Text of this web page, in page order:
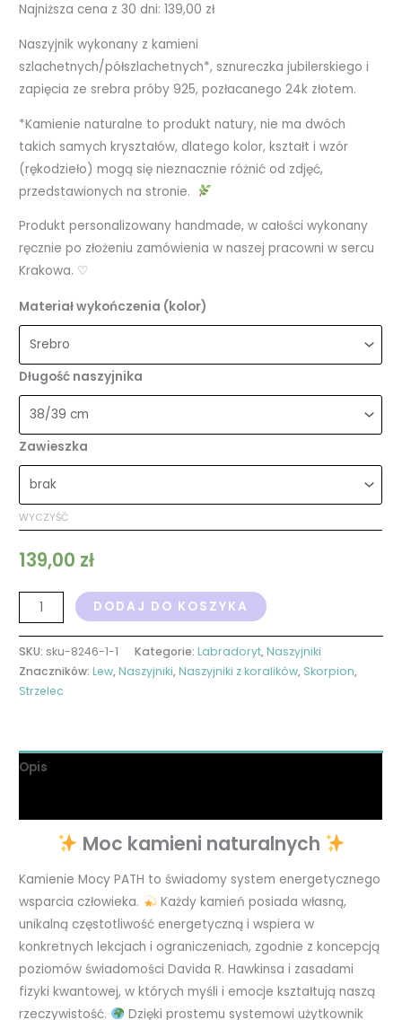
Najniższa cena z 30 dni:139,00 zł
Naszyjnik wykonany z kamieni
szlachetnych/półszlachetnych*, sznureczka jubilerskiego i
zapięcia ze srebra próby 925, pozłacanego 24k złotem.
*Kamienie naturalne to produkt natury, nie ma dwóch
takich samych kryształów, dlatego kolor, kształt i wzór
(rękodzieło) mogą się nieznacznie różnić od zdjęć,
przedstawionych na stronie.
Produkt personalizowany handmade, w całości wykonany
ręcznie po złożeniu zamówienia w naszej pracowni w sercu
Krakowa. ♡
Materiał wykończenia (kolor)
Długość naszyjnika
Zawieszka
WYCZYŚĆ
139,00 zł
DODAJ DO KOSZYKA
SKU: sku-8246-1-1 Kategorie:Labradoryt,Naszyjniki
Znaczników:Lew,Naszyjniki,Naszyjniki z koralików, Skorpion,
Strzelec
Opis
Moc kamieni naturalnych
Kamienie Mocy PATH to świadomy system energetycznego
wsparcia człowieka.
Każdy kamień posiada własną,
unikalną częstotliwość energetyczną i wspiera w
konkretnych lekcjach i ograniczeniach, zgodnie z koncepcją
poziomów świadomości Davida R. Hawkinsa i zasadami
fizyki kwantowej, w których myśli i emocje kształtują naszą
rzeczywistość.
Dzięki prostemu systemowi użytkownik